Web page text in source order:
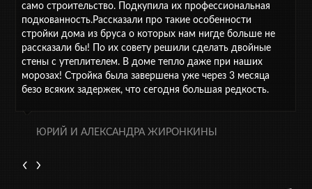
само строительство. Подкупила их профессиональная
подкованность.Рассказали про такие особенности
стройки дома из бруса о которых нам нигде больше не
рассказали бы! По их совету решили сделать двойные
стены с утеплителем. В доме тепло даже при наших
морозах! Стройка была завершена уже через 3 месяца
безо всяких задержек, что сегодня большая редкость.
ЮРИЙ И АЛЕКСАНДРА ЖИРОНКИНЫ